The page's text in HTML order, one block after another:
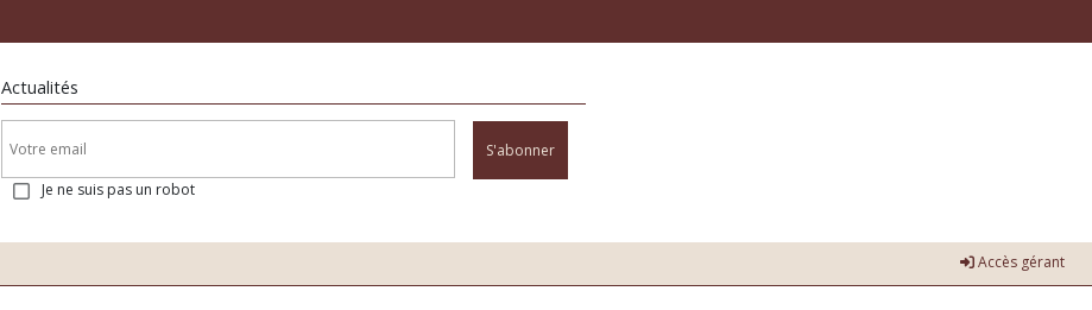
Actualités
S'abonner
Je ne suis pas un robot
Accès gérant